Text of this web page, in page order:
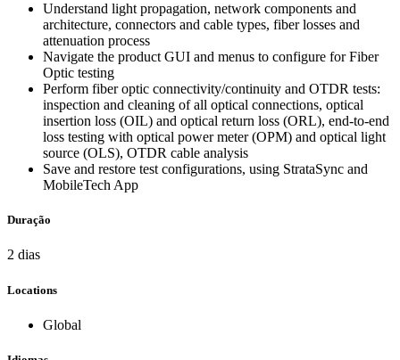
Understand light propagation, network components and
architecture, connectors and cable types, fiber losses and
attenuation process
Navigate the product GUI and menus to configure for Fiber
Optic testing
Perform fiber optic connectivity/continuity and OTDR tests:
inspection and cleaning of all optical connections, optical
insertion loss (OIL) and optical return loss (ORL), end-to-end
loss testing with optical power meter (OPM) and optical light
source (OLS), OTDR cable analysis
Save and restore test configurations, using StrataSync and
MobileTech App
Duração
2 dias
Locations
Global